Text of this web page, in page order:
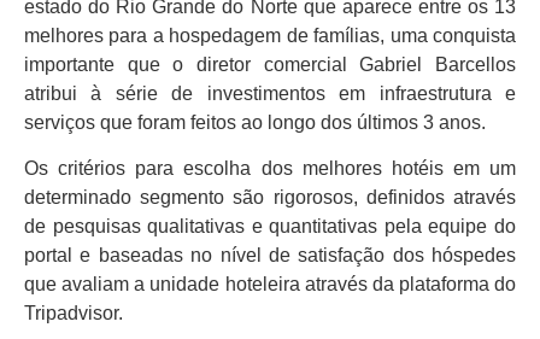
estado do Rio Grande do Norte que aparece entre os 13
melhores para a hospedagem de famílias, uma conquista
importante que o diretor comercial Gabriel Barcellos
atribui à série de investimentos em infraestrutura e
serviços que foram feitos ao longo dos últimos 3 anos.
Os critérios para escolha dos melhores hotéis em um
determinado segmento são rigorosos, definidos através
de pesquisas qualitativas e quantitativas pela equipe do
portal e baseadas no nível de satisfação dos hóspedes
que avaliam a unidade hoteleira através da plataforma do
Tripadvisor.